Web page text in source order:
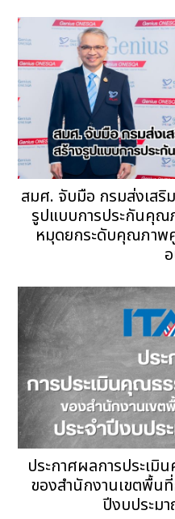
สมศ. จับมือ กรมส่งเสริ
รูปแบบการประกันคุ
หมุดยกระดับคุณภาพ
ประกาศผลการประเมิ
ของสำนักงานเขตพื้น
ปีงบประม